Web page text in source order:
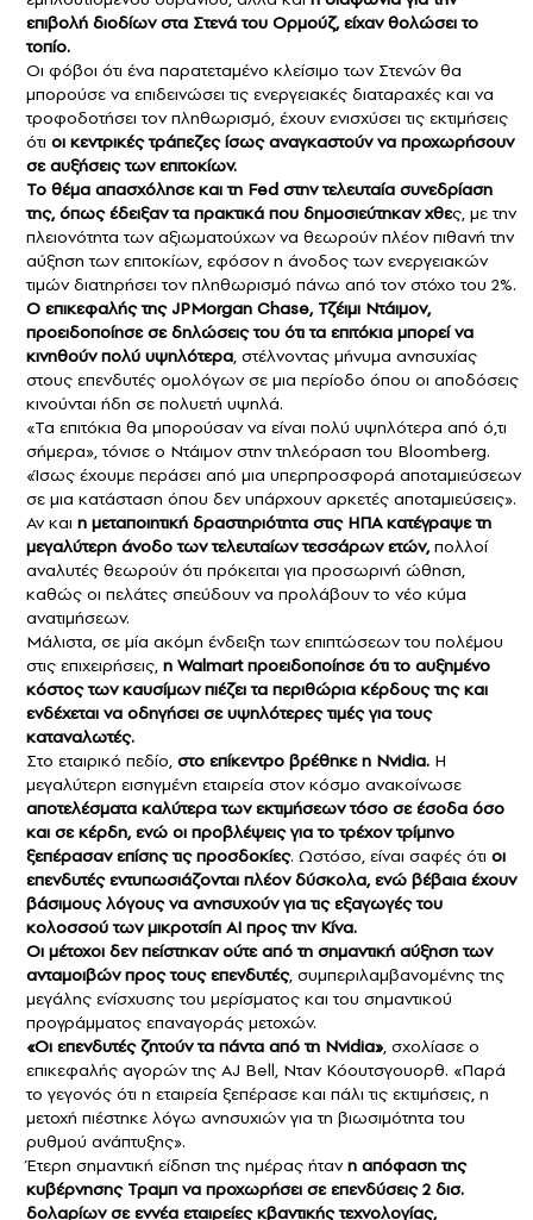
επιβολή διοδίων στα Στενά του Ορμούζ, είχαν θολώσει το
τοπίο.
Οι φόβοι ότι ένα παρατεταμένο κλείσιμο των Στενών θα
μπορούσε να επιδεινώσει τις ενεργειακές διαταραχές και να
τροφοδοτήσει τον πληθωρισμό, έχουν ενισχύσει τις εκτιμήσεις
ότι οι κεντρικές τράπεζες ίσως αναγκαστούν να προχωρήσουν
σε αυξήσεις των επιτοκίων.
Το θέμα απασχόλησε και τη Fed στην τελευταία συνεδρίαση
της, όπως έδειξαν τα πρακτικά που δημοσιεύτηκαν χθες, με την
πλειονότητα των αξιωματούχων να θεωρούν πλέον πιθανή την
αύξηση των επιτοκίων, εφόσον η άνοδος των ενεργειακών
τιμών διατηρήσει τον πληθωρισμό πάνω από τον στόχο του 2%.
Ο επικεφαλής της JPMorgan Chase, Τζέιμι Ντάιμον,
προειδοποίησε σε δηλώσεις του ότι τα επιτόκια μπορεί να
κινηθούν πολύ υψηλότερα, στέλνοντας μήνυμα ανησυχίας
στους επενδυτές ομολόγων σε μια περίοδο όπου οι αποδόσεις
κινούνται ήδη σε πολυετή υψηλά.
«Τα επιτόκια θα μπορούσαν να είναι πολύ υψηλότερα από ό,τι
σήμερα», τόνισε ο Ντάιμον στην τηλεόραση του Bloomberg.
«Ίσως έχουμε περάσει από μια υπερπροσφορά αποταμιεύσεων
σε μια κατάσταση όπου δεν υπάρχουν αρκετές αποταμιεύσεις».
Αν και η μεταποιητική δραστηριότητα στις ΗΠΑ κατέγραψε τη
μεγαλύτερη άνοδο των τελευταίων τεσσάρων ετών,πολλοί
αναλυτές θεωρούν ότι πρόκειται για προσωρινή ώθηση,
καθώς οι πελάτες σπεύδουν να προλάβουν το νέο κύμα
ανατιμήσεων.
Μάλιστα, σε μία ακόμη ένδειξη των επιπτώσεων του πολέμου
στις επιχειρήσεις, η Walmart προειδοποίησε ότι το αυξημένο
κόστος των καυσίμων πιέζει τα περιθώρια κέρδους της και
ενδέχεται να οδηγήσει σε υψηλότερες τιμές για τους
καταναλωτές.
Στο εταιρικό πεδίο, στο επίκεντρο βρέθηκε η Nvidia. Η
μεγαλύτερη εισηγμένη εταιρεία στον κόσμο ανακοίνωσε
αποτελέσματα καλύτερα των εκτιμήσεων τόσο σε έσοδα όσο
και σε κέρδη, ενώ οι προβλέψεις για το τρέχον τρίμηνο
ξεπέρασαν επίσης τις προσδοκίες. Ωστόσο, είναι σαφές ότι οι
επενδυτές εντυπωσιάζονται πλέον δύσκολα, ενώ βέβαια έχουν
βάσιμους λόγους να ανησυχούν για τις εξαγωγές του
κολοσσού των μικροτσίπ ΑΙ προς την Κίνα.
Οι μέτοχοι δεν πείστηκαν ούτε από τη σημαντική αύξηση των
ανταμοιβών προς τους επενδυτές, συμπεριλαμβανομένης της
μεγάλης ενίσχυσης του μερίσματος και του σημαντικού
προγράμματος επαναγοράς μετοχών.
«Οι επενδυτές ζητούν τα πάντα από τη Nvidia», σχολίασε ο
επικεφαλής αγορών της AJ Bell, Νταν Κόουτσγουορθ. «Παρά
το γεγονός ότι η εταιρεία ξεπέρασε και πάλι τις εκτιμήσεις, η
μετοχή πιέστηκε λόγω ανησυχιών για τη βιωσιμότητα του
ρυθμού ανάπτυξης».
Έτερη σημαντική είδηση της ημέρας ήτανη απόφαση της
κυβέρνησης Τραμπ να προχωρήσει σε επενδύσεις 2 δισ.
δολαρίων σε εννέα εταιρείες κβαντικής τεχνολογίας,